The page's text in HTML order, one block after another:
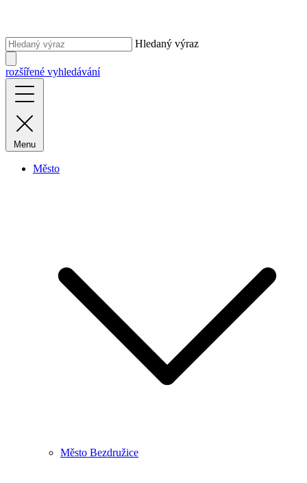
Hledaný výraz
rozšířené vyhledávání
Menu
Město
Město Bezdružice